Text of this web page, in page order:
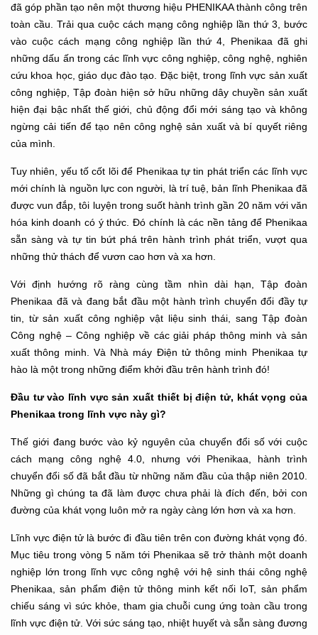
đã góp phần tạo nên một thương hiệu PHENIKAA thành công trên
toàn cầu. Trải qua cuộc cách mạng công nghiệp lần thứ 3, bước
vào cuộc cách mạng công nghiệp lần thứ 4, Phenikaa đã ghi
những dấu ấn trong các lĩnh vực công nghiệp, công nghệ, nghiên
cứu khoa học, giáo dục đào tạo. Đặc biệt, trong lĩnh vực sản xuất
công nghiệp, Tập đoàn hiện sở hữu những dây chuyền sản xuất
hiện đại bậc nhất thế giới, chủ động đổi mới sáng tạo và không
ngừng cải tiến để tạo nên công nghệ sản xuất và bí quyết riêng
của mình.
Tuy nhiên, yếu tố cốt lõi để Phenikaa tự tin phát triển các lĩnh vực
mới chính là nguồn lực con người, là trí tuệ, bản lĩnh Phenikaa đã
được vun đắp, tôi luyện trong suốt hành trình gần 20 năm với văn
hóa kinh doanh có ý thức. Đó chính là các nền tảng để Phenikaa
sẵn sàng và tự tin bứt phá trên hành trình phát triển, vượt qua
những thử thách để vươn cao hơn và xa hơn.
Với định hướng rõ ràng cùng tầm nhìn dài hạn, Tập đoàn
Phenikaa đã và đang bắt đầu một hành trình chuyển đổi đầy tự
tin, từ sản xuất công nghiệp vật liệu sinh thái, sang Tập đoàn
Công nghệ – Công nghiệp về các giải pháp thông minh và sản
xuất thông minh. Và Nhà máy Điện tử thông minh Phenikaa tự
hào là một trong những điểm khởi đầu trên hành trình đó!
Đầu tư vào lĩnh vực sản xuất thiết bịđiện tử, khát vọng của
Phenikaa trong lĩnh vực này gì?
Thế giới đang bước vào kỷ nguyên của chuyển đổi số với cuộc
cách mạng công nghệ 4.0, nhưng với Phenikaa, hành trình
chuyển đổi số đã bắt đầu từ những năm đầu của thập niên 2010.
Những gì chúng ta đã làm được chưa phải là đích đến, bởi con
đường của khát vọng luôn mở ra ngày càng lớn hơn và xa hơn.
Lĩnh vực điện tử là bước đi đầu tiên trên con đường khát vọng đó.
Mục tiêu trong vòng 5 năm tới Phenikaa sẽ trở thành một doanh
nghiệp lớn trong lĩnh vực công nghệ với hệ sinh thái công nghệ
Phenikaa, sản phẩm điện tử thông minh kết nối IoT, sản phẩm
chiếu sáng vì sức khỏe, tham gia chuỗi cung ứng toàn cầu trong
lĩnh vực điện tử. Với sức sáng tạo, nhiệt huyết và sẵn sàng đương